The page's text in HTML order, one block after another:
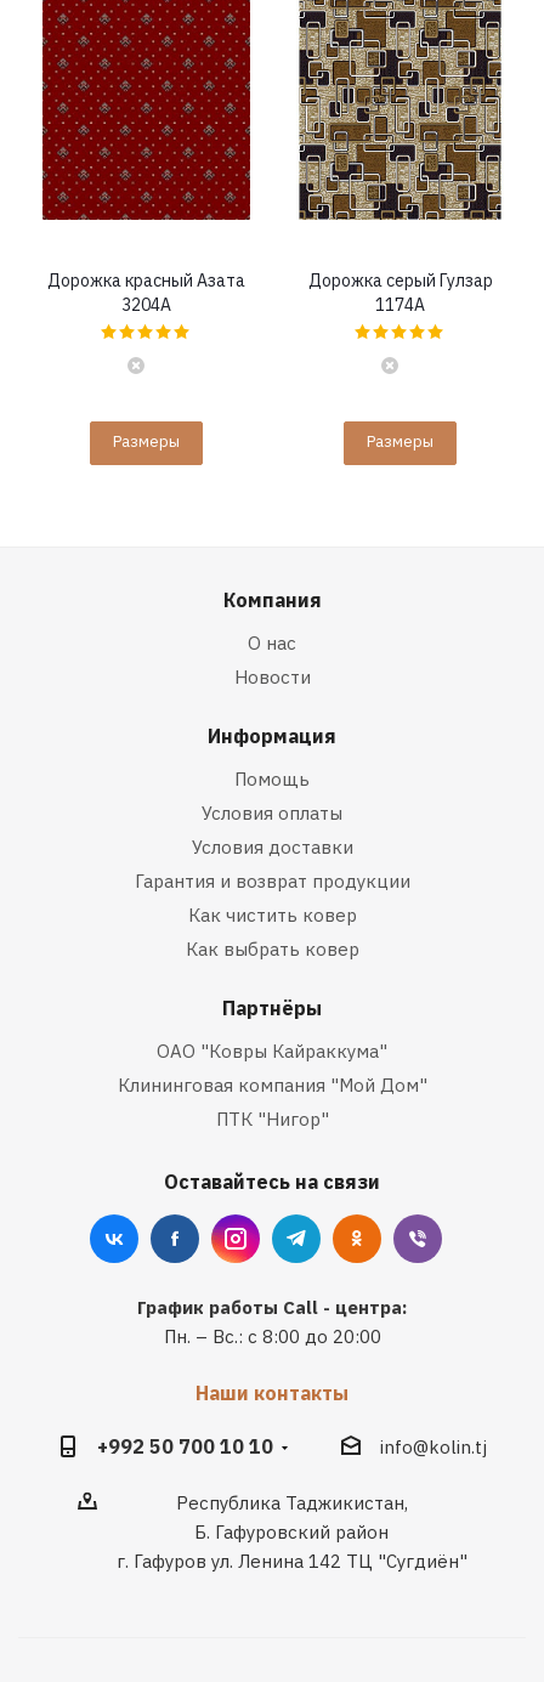
Дорожка красный Азата
3204A
Размеры
Дорожка серый Гулзар
1174A
Размеры
Компания
О нас
Новости
Информация
Помощь
Условия оплаты
Условия доставки
Гарантия и возврат продукции
Как чистить ковер
Как выбрать ковер
Партнёры
ОАО "Ковры Кайраккума"
Клининговая компания "Мой Дом"
ПТК "Нигор"
Оставайтесь на связи
График работы Call - центра:
Пн. – Вс.: с 8:00 до 20:00
Наши контакты
+992 50 700 10 10 info@kolin.tj
Республика Таджикистан,
Б. Гафуровский район
г. Гафуров ул. Ленина 142 ТЦ "Сугдиён"